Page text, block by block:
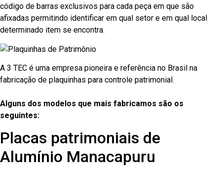
código de barras exclusivos para cada peça em que são
afixadas permitindo identificar em qual setor e em qual local
determinado item se encontra.
A 3 TEC é uma empresa pioneira e referência no Brasil na
fabricação de plaquinhas para controle patrimonial.
Alguns dos modelos que mais fabricamos são os
seguintes:
Placas patrimoniais de
Alumínio Manacapuru